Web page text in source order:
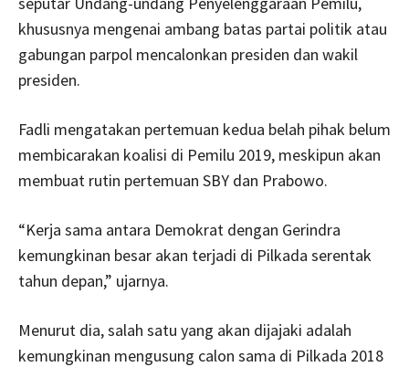
khususnya mengenai ambang batas partai politik atau
gabungan parpol mencalonkan presiden dan wakil
presiden.
Fadli mengatakan pertemuan kedua belah pihak belum
membicarakan koalisi di Pemilu 2019, meskipun akan
membuat rutin pertemuan SBY dan Prabowo.
“Kerja sama antara Demokrat dengan Gerindra
kemungkinan besar akan terjadi di Pilkada serentak
tahun depan,” ujarnya.
Menurut dia, salah satu yang akan dijajaki adalah
kemungkinan mengusung calon sama di Pilkada 2018